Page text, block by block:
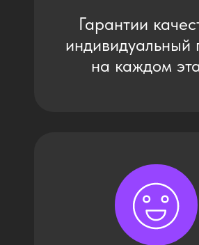
Разработали визуал